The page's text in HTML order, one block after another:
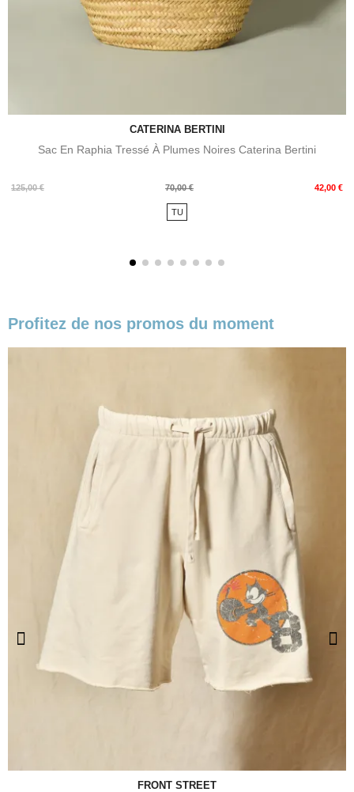
CATERINA BERTINI
Sac En Raphia Tressé À Plumes Noires Caterina Bertini
125,00 €
Prix
70,00 € 42,00 €
Prix
TU
Profitez de nos promos du moment
FRONT STREET